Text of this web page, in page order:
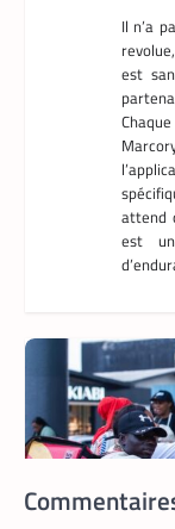
Il n’a
est
attend
est